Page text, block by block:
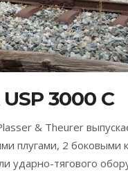
3000 C
& Theurer
плугами, 2
ударно-тягового